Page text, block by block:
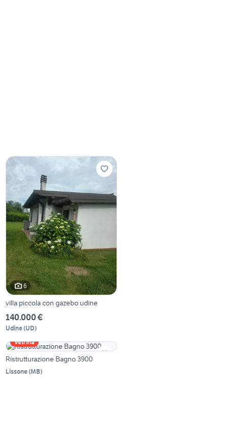
6
villa piccola con gazebo udine
140.000 €
Udine(UD)
Vetrina
Ristrutturazione Bagno 3900
Lissone(MB)